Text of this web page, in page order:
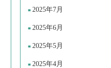
2025年7月
2025年6月
2025年5月
2025年4月